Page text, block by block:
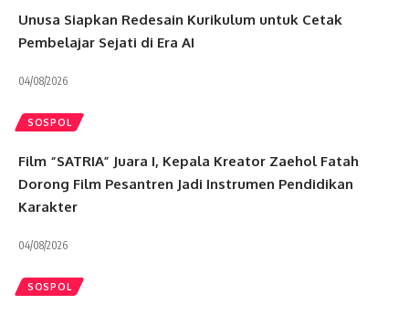
Unusa Siapkan Redesain Kurikulum untuk Cetak
Pembelajar Sejati di Era AI
04/08/2026
SOSPOL
Film “SATRIA” Juara I, Kepala Kreator Zaehol Fatah
Dorong Film Pesantren Jadi Instrumen Pendidikan
Karakter
04/08/2026
SOSPOL